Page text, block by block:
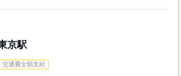
京駅
交通費全額支給